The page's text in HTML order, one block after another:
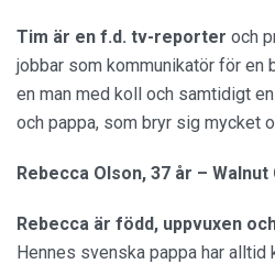
Tim är en f.d. tv-reporter och
jobbar som kommunikatör för en
en man med koll och samtidigt
och pappa, som bryr sig mycket
Rebecca Olson, 37 år –
Rebecca är född, uppvuxen
Hennes svenska pappa har alltid